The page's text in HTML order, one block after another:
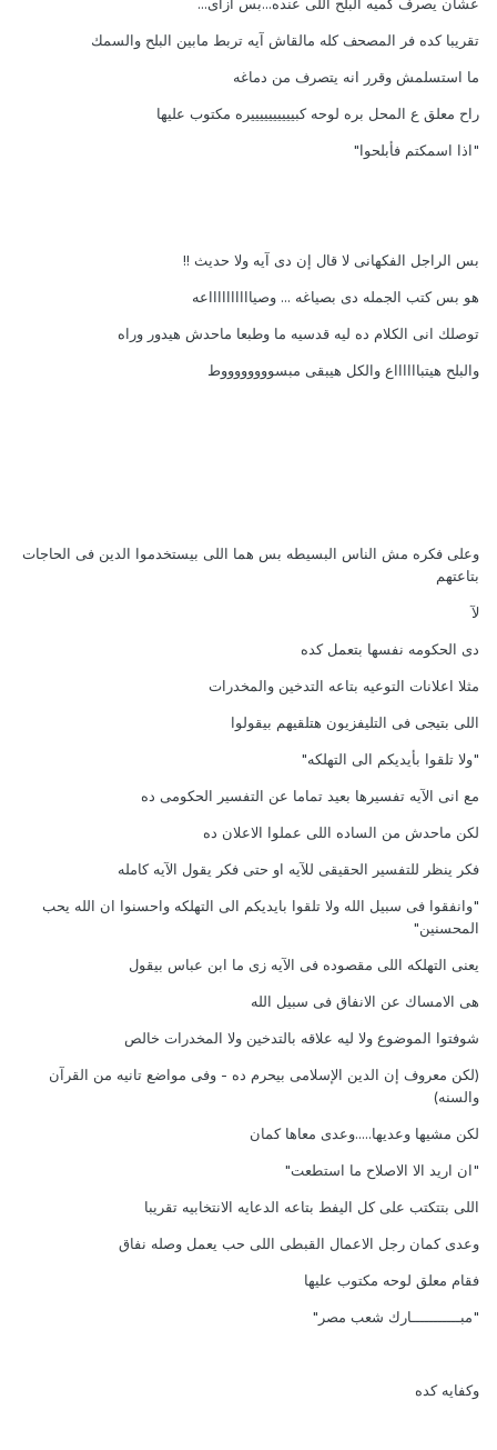
تقريبا كده فر المصحف كله مالقاش آيه تربط مابين البلح والسمك
ما استسلمش وقرر انه يتصرف من دماغه
راح معلق ع المحل بره لوحه كبييييييييييره مكتوب عليها
"اذا اسمكتم فأبلحوا"
بس الراجل الفكهانى لا قال إن دى آيه ولا حديث !!
هو بس كتب الجمله دى بصياغه ... وصيااااااااااعه
توصلك انى الكلام ده ليه قدسيه ما وطبعا ماحدش هيدور وراه
والبلح هيتبااااااع والكل هيبقى مبسووووووووط
وعلى فكره مش الناس البسيطه بس هما اللى بيستخدموا الدين فى الحاجات
بتاعتهم
لآ
دى الحكومه نفسها بتعمل كده
مثلا اعلانات التوعيه بتاعه التدخين والمخدرات
اللى بتيجى فى التليفزيون هتلقيهم بيقولوا
"ولا تلقوا بأيديكم الى التهلكه"
مع انى الآيه تفسيرها بعيد تماما عن التفسير الحكومى ده
لكن ماحدش من الساده اللى عملوا الاعلان ده
فكر ينظر للتفسير الحقيقى للآيه او حتى فكر يقول الآيه كامله
"وانفقوا فى سبيل الله ولا تلقوا بايديكم الى التهلكه واحسنوا ان الله يحب
المحسنين"
يعنى التهلكه اللى مقصوده فى الآيه زى ما ابن عباس بيقول
هى الامساك عن الانفاق فى سبيل الله
شوفتوا الموضوع ولا ليه علاقه بالتدخين ولا المخدرات خالص
(لكن معروف إن الدين الإسلامى بيحرم ده - وفى مواضع تانيه من القرآن
والسنه)
لكن مشيها وعديها.....وعدى معاها كمان
"ان اريد الا الاصلاح ما استطعت"
اللى بتتكتب على كل اليفط بتاعه الدعايه الانتخابيه تقريبا
وعدى كمان رجل الاعمال القبطى اللى حب يعمل وصله نفاق
فقام معلق لوحه مكتوب عليها
"مبـــــــــــارك شعب مصر"
وكفايه كده